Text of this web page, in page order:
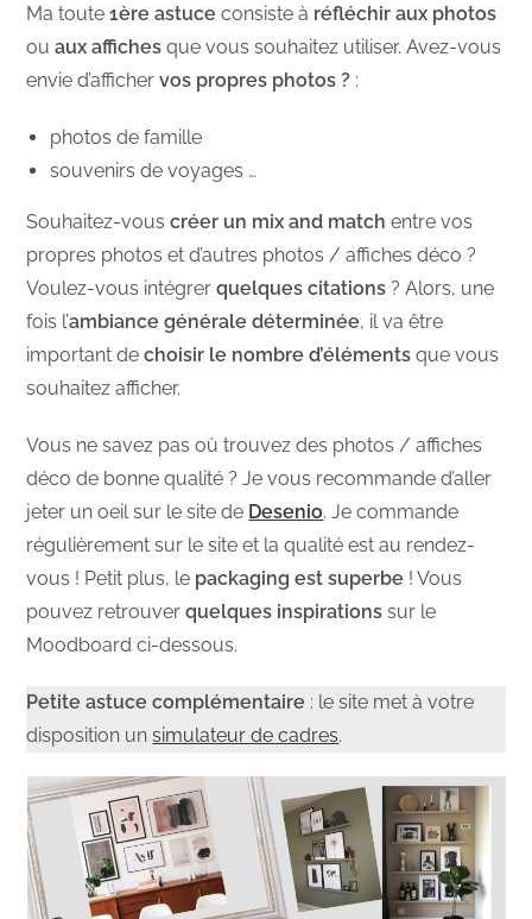
Ma toute1ère astuce consiste à réfléchir aux photos
ouaux affiches que vous souhaitez utiliser. Avez-vous
envie d’affichervos propres photos ? :
photos de famille
souvenirs de voyages …
Souhaitez-vous créer un mix and match entre vos
propres photos et d’autres photos / affiches déco ?
Voulez-vous intégrerquelques citations ? Alors, une
fois l’ambiance générale déterminée, il va être
important dechoisir le nombre d’élémentsque vous
souhaitez afficher.
Vous ne savez pas où trouvez des photos / affiches
déco de bonne qualité ? Je vous recommande d’aller
jeter un oeil sur le site de Desenio. Je commande
régulièrement sur le site et la qualité est au rendez-
vous ! Petit plus, le packaging est superbe ! Vous
pouvez retrouverquelques inspirationssur le
Moodboard ci-dessous.
Petite astuce complémentaire : le site met à votre
disposition unsimulateur de cadres.